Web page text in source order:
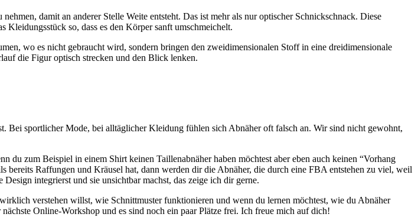
damit an anderer Stelle Weite entsteht. Das ist mehr als nur optischer Schnickschnack. Diese
Kleidungsstück so, dass es den Körper sanft umschmeichelt.
wo es nicht gebraucht wird, sondern bringen den zweidimensionalen Stoff in eine dreidimensionale
die Figur optisch strecken und den Blick lenken.
Bei sportlicher Mode, bei alltäglicher Kleidung fühlen sich Abnäher oft falsch an. Wir sind nicht gewohnt,
zum Beispiel in einem Shirt keinen Taillenabnäher haben möchtest aber eben auch keinen “Vorhang
bereits Raffungen und Kräusel hat, dann werden dir die Abnäher, die durch eine FBA entstehen zu viel, weil
integrierst und sie unsichtbar machst, das zeige ich dir gerne.
verstehen willst, wie Schnittmuster funktionieren und wenn du lernen möchtest, wie du Abnäher
Online-Workshop und es sind noch ein paar Plätze frei. Ich freue mich auf dich!